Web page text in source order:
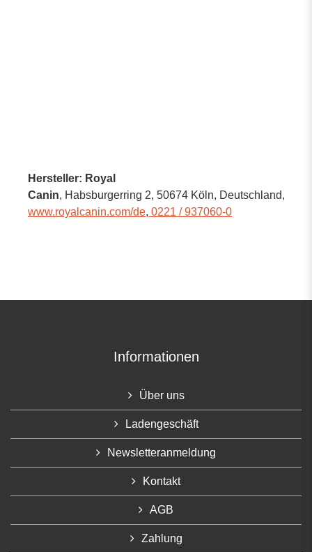
Hersteller: Royal
Canin, Habsburgerring 2, 50674 Köln, Deutschland,
www.royalcanin.com/de, 0221 / 937060-0
Informationen
Über uns
Ladengeschäft
Newsletteranmeldung
Kontakt
AGB
Zahlung